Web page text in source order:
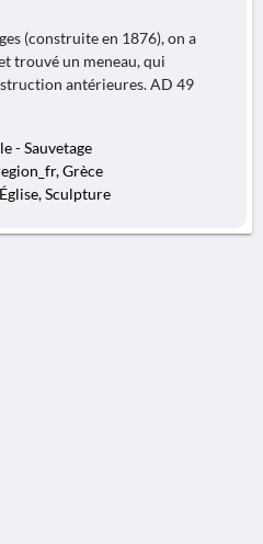
(construite en 1876), on a
trouvé un meneau, qui
antérieures. AD 49
- Sauvetage
Grèce
Sculpture